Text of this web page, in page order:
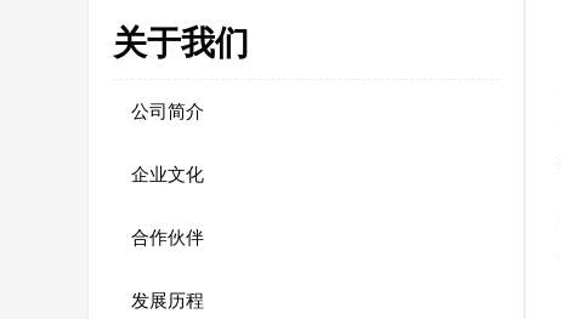
关于我们
公司简介
企业文化
合作伙伴
发展历程